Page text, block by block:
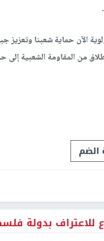
الآن حماية شعبنا وتعزيز
من المقاومة الشعبية إلى
للاعتراف بدولة